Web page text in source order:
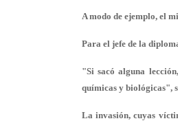
A modo de ejemplo, el
Para el jefe de la
"Si sacó alguna
químicas y biológicas",
La invasión, cuyas